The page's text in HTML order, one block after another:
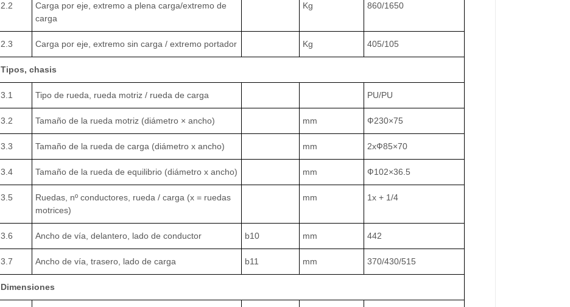
2.2
Carga por eje, extremo a plena carga/extremo de
carga
Kg 860/1650
2.3 Carga por eje, extremo sin carga / extremo portador Kg 405/105
Tipos, chasis
3.1 Tipo de rueda, rueda motriz / rueda de carga PU/PU
3.2 Tamaño de la rueda motriz (diámetro × ancho) mm Ф230×75
3.3 Tamaño de la rueda de carga (diámetro x ancho) mm 2xФ85×70
3.4 Tamaño de la rueda de equilibrio (diámetro x ancho) mm Ф102×36.5
3.5
Ruedas, nº conductores, rueda / carga (x = ruedas
motrices)
mm 1x + 1/4
3.6 Ancho de vía, delantero, lado de conductor b10 mm 442
3.7 Ancho de vía, trasero, lado de carga b11 mm 370/430/515
Dimensiones